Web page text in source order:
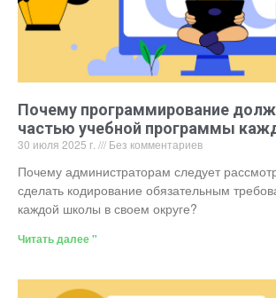
Почему программирование
частью учебной программы
30 июля 2025 г. Без комментариев
Почему администраторам следует
сделать кодирование обязательным
каждой школы в своем округе?
Читать далее "